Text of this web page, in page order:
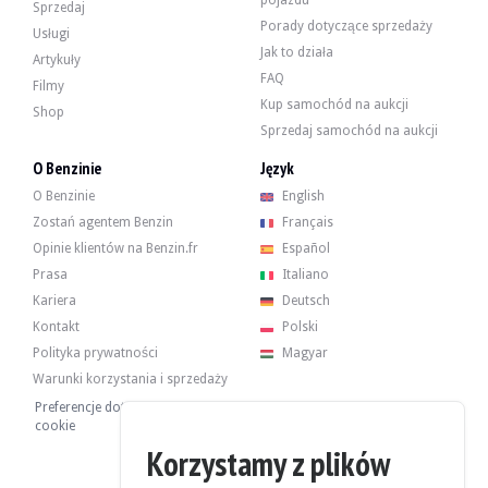
BMW 518 e12 - 1977
11 341 €
BMW 518 e12 - 1977
BMW 528i e12 - 1979
BMW 528i e12 - 1979
BMW 520/6 e12 Projet - 1977
BMW 520/6 e12 - 1980
Sprzedaj
Usługi
Artykuły
Filmy
Shop
Porady dotyczące sprzedaży
Jak to działa
FAQ
Kup samochód na aukcji
Sprzedaj samochód na aukcji
O Benzinie
O Benzinie
Zostań agentem Benzin
Opinie klientów na Benzin.fr
Prasa
Kariera
Kontakt
Polityka prywatności
Warunki korzystania i sprzedaży
Preferencje dotyczące plików
cookie
Język
English
Français
Español
Italiano
Deutsch
Polski
Magyar
Korzystamy z plików